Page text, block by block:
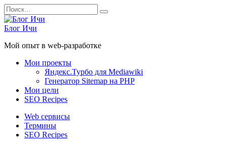
Перейти
к
содержанию
Search
for:
Блог Ичи
Мой опыт в web-разработке
Мои проекты
Яндекс.Турбо для Mediawiki
Генератор Sitemap на PHP
Мои цели
SEO Recipes
Web сервисы
Термины
SEO Recipes